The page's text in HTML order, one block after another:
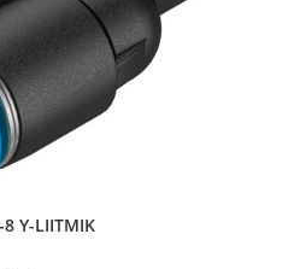
8 Y-LIITMIK